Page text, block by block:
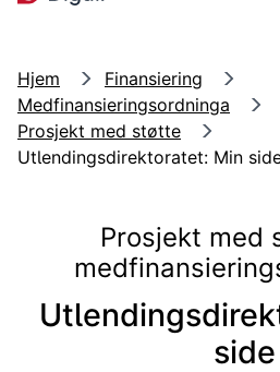
Hjem
Finansiering
Medfinansieringsordninga
Prosjekt med støtte
Utlendingsdirektoratet: Min
Prosjekt med
side